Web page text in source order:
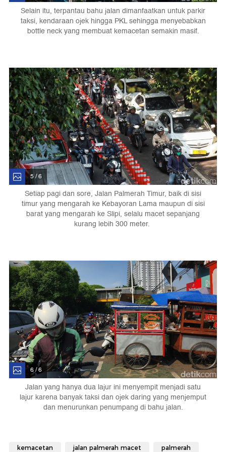
Selain itu, terpantau bahu jalan dimanfaatkan untuk parkir
taksi, kendaraan ojek hingga PKL sehingga menyebabkan
bottle neck yang membuat kemacetan semakin masif.
5 / 6
Setiap pagi dan sore, Jalan Palmerah Timur, baik di sisi
timur yang mengarah ke Kebayoran Lama maupun di sisi
barat yang mengarah ke Slipi, selalu macet sepanjang
kurang lebih 300 meter.
6 / 6
Jalan yang hanya dua lajur ini menyempit menjadi satu
lajur karena banyak taksi dan ojek daring yang menjemput
dan menurunkan penumpang di bahu jalan.
kemacetan jalan palmerah macet palmerah